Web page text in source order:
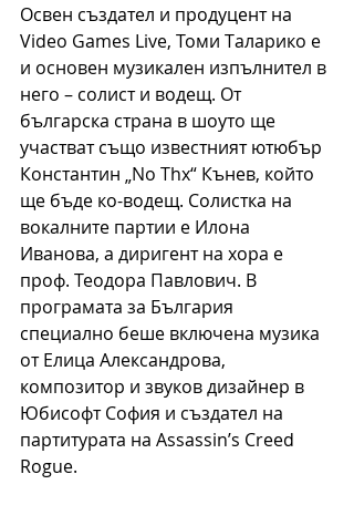
Освен създател и продуцент на
Video Games Live, Томи Таларико е
и основен музикален изпълнител в
него – солист и водещ. От
българска страна в шоуто ще
участват също известният ютюбър
Константин „No Thx“ Кънев, който
ще бъде ко-водещ. Солистка на
вокалните партии е Илона
Иванова, а диригент на хора е
проф. Теодора Павлович. В
програмата за България
специално беше включена музика
от Елица Александрова,
композитор и звуков дизайнер в
Юбисофт София и създател на
партитурата на Assassin’s Creed
Rogue.